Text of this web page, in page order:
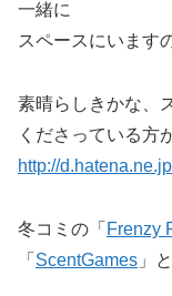
一緒に
スペースにいます
素晴らしきかな、
くださっている
http://
冬コミの「 Frenzy
「 ScentGames 」